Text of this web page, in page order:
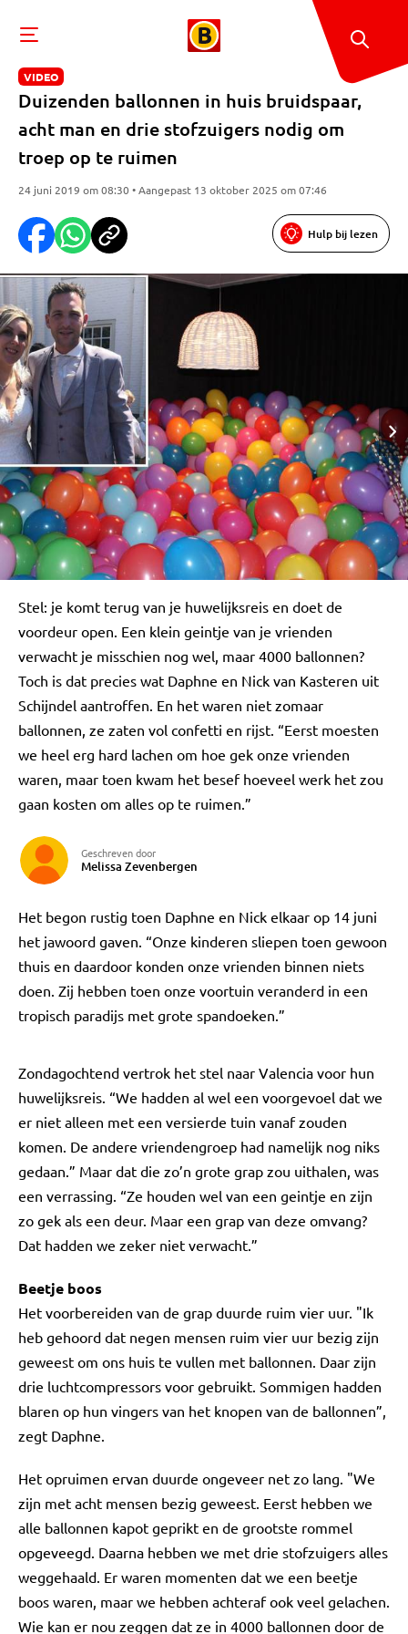
VIDEO
Duizenden ballonnen in huis bruidspaar,
acht man en drie stofzuigers nodig om
troep op te ruimen
24 juni 2019 om 08:30 • Aangepast 13 oktober 2025 om 07:46
Hulp bij lezen
Stel: je komt terug van je huwelijksreis en doet de
voordeur open. Een klein geintje van je vrienden
verwacht je misschien nog wel, maar 4000 ballonnen?
Toch is dat precies wat Daphne en Nick van Kasteren uit
Schijndel aantroffen. En het waren niet zomaar
ballonnen, ze zaten vol confetti en rijst. “Eerst moesten
we heel erg hard lachen om hoe gek onze vrienden
waren, maar toen kwam het besef hoeveel werk het zou
gaan kosten om alles op te ruimen.”
Geschreven door
Melissa Zevenbergen
Het begon rustig toen Daphne en Nick elkaar op 14 juni
het jawoord gaven. “Onze kinderen sliepen toen gewoon
thuis en daardoor konden onze vrienden binnen niets
doen. Zij hebben toen onze voortuin veranderd in een
tropisch paradijs met grote spandoeken.”
Zondagochtend vertrok het stel naar Valencia voor hun
huwelijksreis. “We hadden al wel een voorgevoel dat we
er niet alleen met een versierde tuin vanaf zouden
komen. De andere vriendengroep had namelijk nog niks
gedaan.” Maar dat die zo’n grote grap zou uithalen, was
een verrassing. “Ze houden wel van een geintje en zijn
zo gek als een deur. Maar een grap van deze omvang?
Dat hadden we zeker niet verwacht.”
Beetje boos
Het voorbereiden van de grap duurde ruim vier uur. "Ik
heb gehoord dat negen mensen ruim vier uur bezig zijn
geweest om ons huis te vullen met ballonnen. Daar zijn
drie luchtcompressors voor gebruikt. Sommigen hadden
blaren op hun vingers van het knopen van de ballonnen”,
zegt Daphne.
Het opruimen ervan duurde ongeveer net zo lang. "We
zijn met acht mensen bezig geweest. Eerst hebben we
alle ballonnen kapot geprikt en de grootste rommel
opgeveegd. Daarna hebben we met drie stofzuigers alles
weggehaald. Er waren momenten dat we een beetje
boos waren, maar we hebben achteraf ook veel gelachen.
Wie kan er nou zeggen dat ze in 4000 ballonnen door de